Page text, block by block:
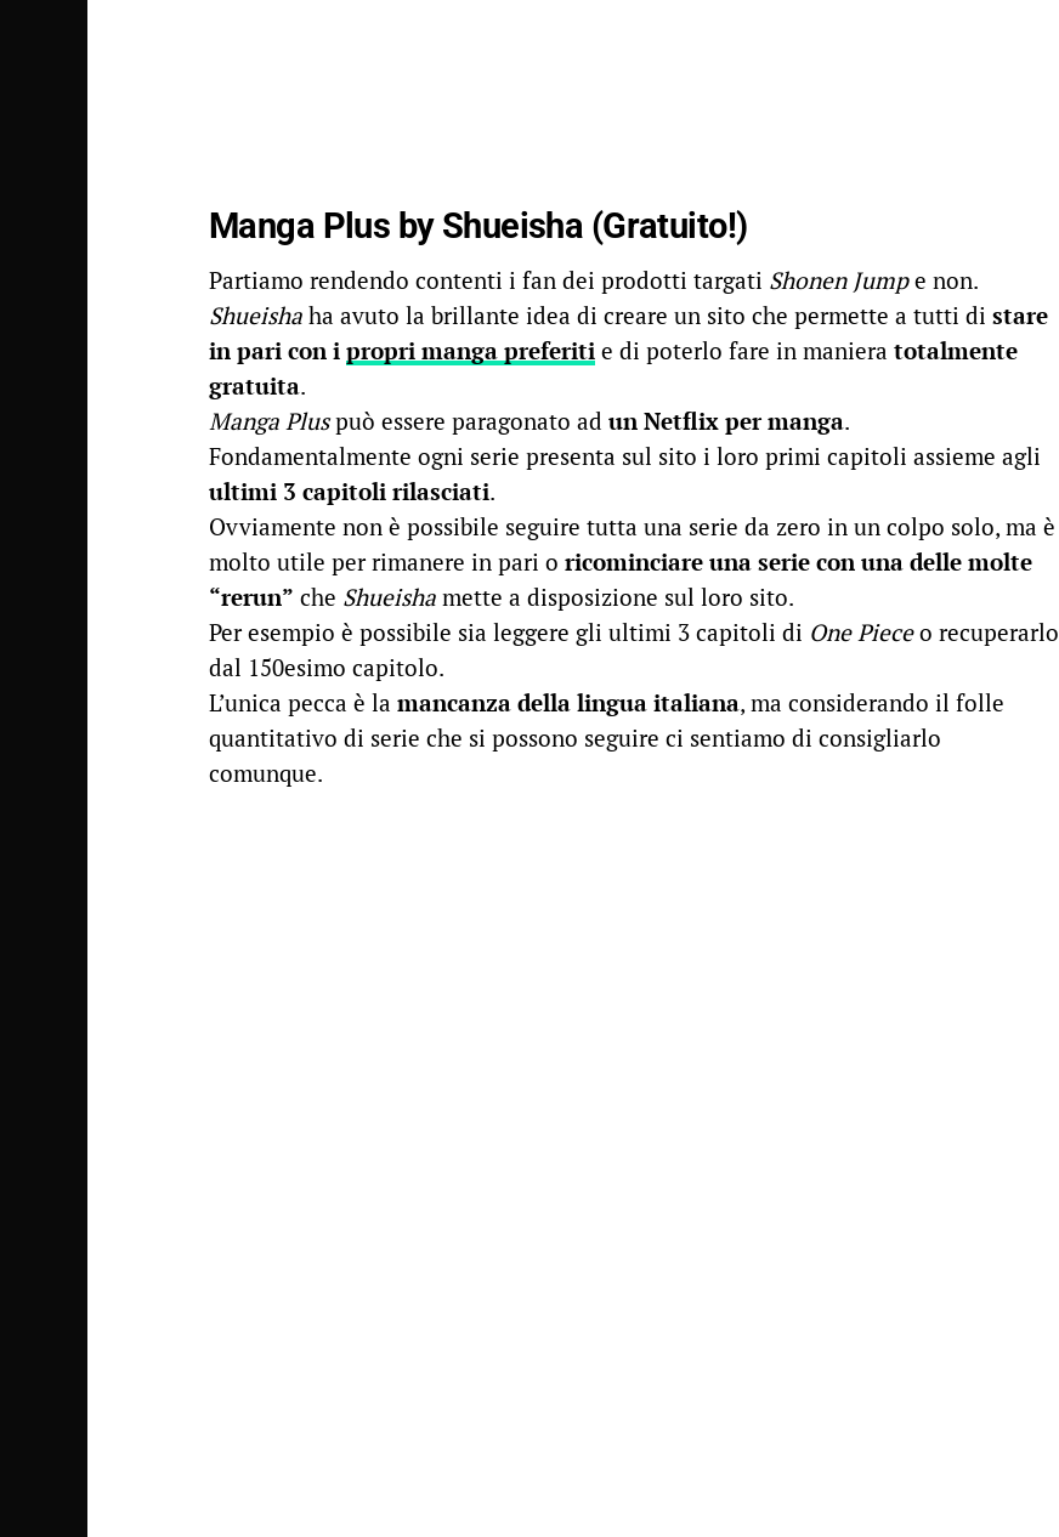
Manga Plus by Shueisha (Gratuito!)
Partiamo rendendo contenti i fan dei prodotti targati Shonen Jumpe non.
Shueisha ha avuto la brillante idea di creare un sito che permette a tutti di stare
in pari con i propri manga preferiti e di poterlo fare in maniera totalmente
gratuita.
Manga Pluspuò essere paragonato ad un Netflix per manga.
Fondamentalmente ogni serie presenta sul sito i loro primi capitoli assieme agli
ultimi 3 capitoli rilasciati.
Ovviamente non è possibile seguire tutta una serie da zero in un colpo solo, ma è
molto utile per rimanere in pari o ricominciare una serie con una delle molte
“rerun” che Shueisha mette a disposizione sul loro sito.
Per esempio è possibile sia leggere gli ultimi 3 capitoli di One Pieceo recuperarlo
dal 150esimo capitolo.
L’unica pecca è la mancanza della lingua italiana, ma considerando il folle
quantitativo di serie che si possono seguire ci sentiamo di consigliarlo
comunque.